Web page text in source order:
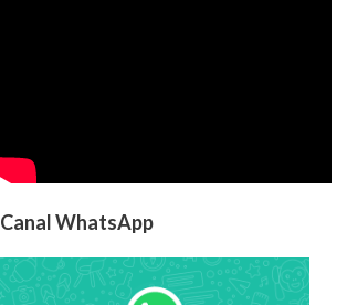
Canal WhatsApp